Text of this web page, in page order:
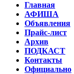
Главная
АФИША
Объявления
Прайс-лист
Архив
ПОДКАСТ
Контакты
Официально